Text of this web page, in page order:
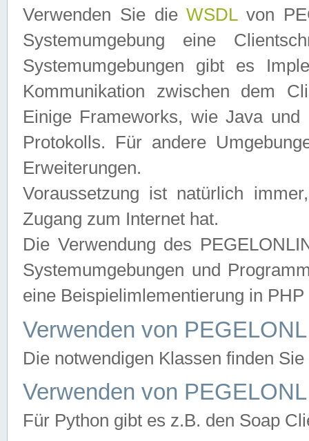
Verwenden Sie dieWSDLvon
Systemumgebung eine
Systemumgebungen gibt es
Kommunikation zwischen dem
Einige Frameworks, wie Java
Protokolls. Für andere
Erweiterungen.
Voraussetzung ist natürlich
Zugang zum Internet hat.
Die Verwendung des
Systemumgebungen und
eine Beispielimlementierung in
Verwenden von
Die notwendigen Klassen finden
Verwenden von
Für Python gibt es z.B. den Soap